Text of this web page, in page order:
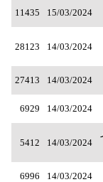
15/03/2024
11435
14/03/2024
28123
14/03/2024
27413
14/03/2024
6929
14/03/2024
5412
14/03/2024
6996